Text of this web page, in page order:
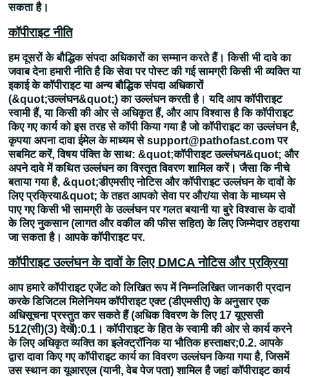
सकता है।
कॉपीराइट नीति
हम दूसरों के बौद्धिक संपदा अधिकारों का सम्मान करते हैं। किसी भी दावे का
जवाब देना हमारी नीति है कि सेवा पर पोस्ट की गई सामग्री किसी भी व्यक्ति या
इकाई के कॉपीराइट या अन्य बौद्धिक संपदा अधिकारों
(&quot;उल्लंघन&quot;) का उल्लंघन करती है। यदि आप कॉपीराइट
स्वामी हैं, या किसी की ओर से अधिकृत हैं, और आप विश्वास है कि कॉपीराइट
किए गए कार्य को इस तरह से कॉपी किया गया है जो कॉपीराइट का उल्लंघन है,
कृपया अपना दावा ईमेल के माध्यम से support@pathofast.com पर
सबमिट करें, विषय पंक्ति के साथ: &quot;कॉपीराइट उल्लंघन&quot; और
अपने दावे में कथित उल्लंघन का विस्तृत विवरण शामिल करें। जैसा कि नीचे
बताया गया है, &quot;डीएमसीए नोटिस और कॉपीराइट उल्लंघन के दावों के
लिए प्रक्रिया&quot; के तहत आपको सेवा पर और/या सेवा के माध्यम से
पाए गए किसी भी सामग्री के उल्लंघन पर गलत बयानी या बुरे विश्वास के दावों
के लिए नुकसान (लागत और वकील की फीस सहित) के लिए जिम्मेदार ठहराया
जा सकता है। आपके कॉपीराइट पर.
कॉपीराइट उल्लंघन के दावों के लिए DMCA नोटिस और प्रक्रिया
आप हमारे कॉपीराइट एजेंट को लिखित रूप में निम्नलिखित जानकारी प्रदान
करके डिजिटल मिलेनियम कॉपीराइट एक्ट (डीएमसीए) के अनुसार एक
अधिसूचना प्रस्तुत कर सकते हैं (अधिक विवरण के लिए 17 यूएससी
512(सी)(3) देखें):0.1। कॉपीराइट के हित के स्वामी की ओर से कार्य करने
के लिए अधिकृत व्यक्ति का इलेक्ट्रॉनिक या भौतिक हस्ताक्षर;0.2. आपके
द्वारा दावा किए गए कॉपीराइट कार्य का विवरण उल्लंघन किया गया है, जिसमें
उस स्थान का यूआरएल (यानी, वेब पेज पता) शामिल है जहां कॉपीराइट कार्य